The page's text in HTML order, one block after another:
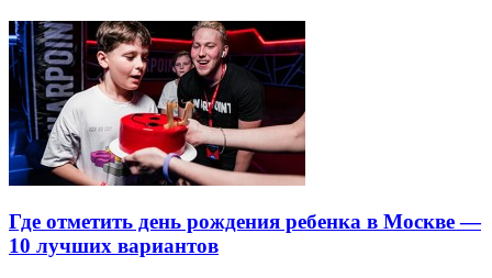
Где отметить день рождения ребенка в Москве —
10 лучших вариантов